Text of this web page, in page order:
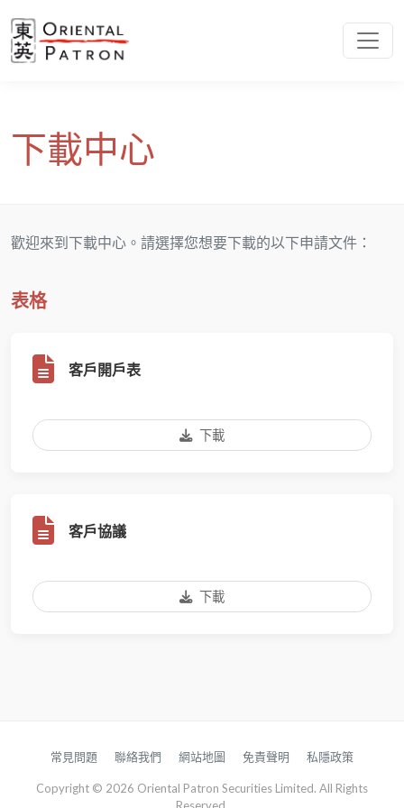
下載中心
歡迎來到下載中心。請選擇您想要下載的以下申請文件：
表格
客戶開戶表
下載
客戶協議
下載
常見問題 聯絡我們 網站地圖 免責聲明 私隱政策
Copyright © 2026 Oriental Patron Securities Limited. All Rights